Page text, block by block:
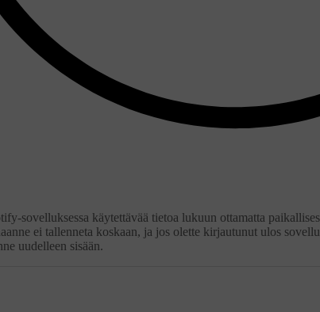
sovelluksessa käytettävää tietoa lukuun ottamatta
ei tallenneta koskaan, ja jos olette kirjautunut ulos
uudelleen sisään.